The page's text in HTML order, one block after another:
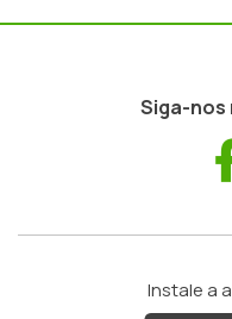
Siga-nos
Instale a